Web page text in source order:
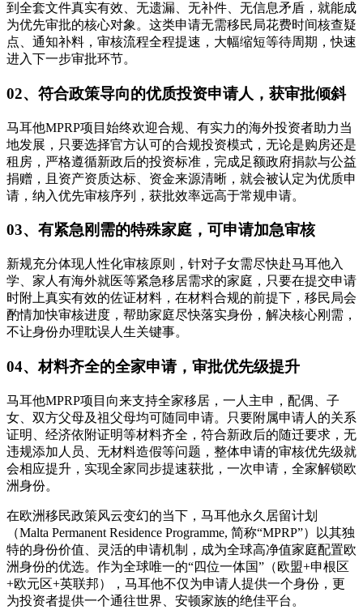
到全套文件真实有效、无遗漏、无补件、无信息矛盾，就能成
为优先审批的核心对象。这类申请无需移民局花费时间核查疑
点、通知补料，审核流程全程提速，大幅缩短等待周期，快速
进入下一步审批环节。
02、符合政策导向的优质投资申请人，获审批倾斜
马耳他MPRP项目始终欢迎合规、有实力的海外投资者助力当
地发展，只要选择官方认可的合规投资模式，无论是购房还是
租房，严格遵循新政后的投资标准，完成足额政府捐款与公益
捐赠，且资产资质达标、资金来源清晰，就会被认定为优质申
请，纳入优先审核序列，获批效率远高于常规申请。
03、有紧急刚需的特殊家庭，可申请加急审核
新规充分体现人性化审核原则，针对子女需尽快赴马耳他入
学、家人有海外就医等紧急移居需求的家庭，只要在提交申请
时附上真实有效的佐证材料，在材料合规的前提下，移民局会
酌情加快审核进度，帮助家庭尽快落实身份，解决核心刚需，
不让身份办理耽误人生关键事。
04、材料齐全的全家申请，审批优先级提升
马耳他MPRP项目向来支持全家移居，一人主申，配偶、子
女、双方父母及祖父母均可随同申请。只要附属申请人的关系
证明、经济依附证明等材料齐全，符合新政后的随迁要求，无
违规添加人员、无材料造假等问题，整体申请的审核优先级就
会相应提升，实现全家同步提速获批，一次申请，全家解锁欧
洲身份。
在欧洲移民政策风云变幻的当下，马耳他永久居留计划
（Malta Permanent Residence Programme, 简称“MPRP”）以其独
特的身份价值、灵活的申请机制，成为全球高净值家庭配置欧
洲身份的优选。作为全球唯一的“四位一体国”（欧盟+申根区
+欧元区+英联邦），马耳他不仅为申请人提供一个身份，更
为投资者提供一个通往世界、安顿家族的绝佳平台。